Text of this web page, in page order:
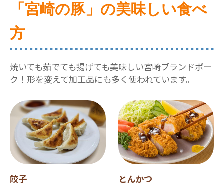
「宮崎の豚」の美味しい食べ
方
焼いても茹でても揚げても美味しい宮崎ブランドポー
ク！形を変えて加工品にも多く使われています。
餃子
とんかつ